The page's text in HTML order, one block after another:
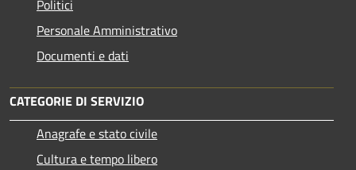
Politici
Personale Amministrativo
Documenti e dati
CATEGORIE DI SERVIZIO
Anagrafe e stato civile
Cultura e tempo libero